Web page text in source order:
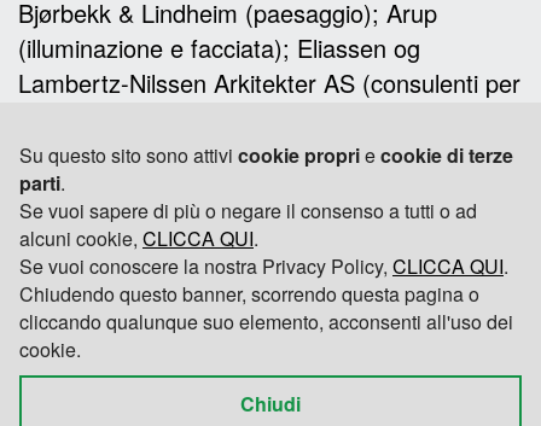
Bjørbekk & Lindheim (paesaggio); Arup
(illuminazione e facciata); Eliassen og
Lambertz-Nilssen Arkitekter AS (consulenti per
Glassystem (progettista per il sistema di
copertura)
Su questo sito sono attivi cookie propriecookie di terze
parti.
Se vuoi sapere di più o negare il consenso a tutti o ad
alcuni cookie, CLICCA QUI.
Se vuoi conoscere la nostra Privacy Policy, CLICCA QUI.
Chiudendo questo banner, scorrendo questa pagina o
cliccando qualunque suo elemento, acconsenti all'uso dei
cookie.
Chiudi